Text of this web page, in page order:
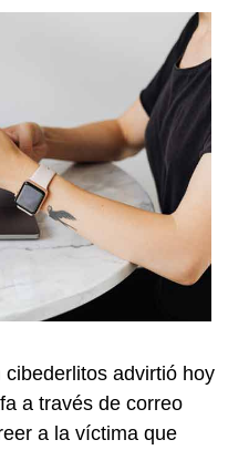
advirtió hoy
a través de correo
a la víctima que